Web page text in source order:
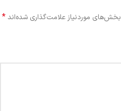
بخش‌های موردنیاز علامت‌گذاری شده‌اند*